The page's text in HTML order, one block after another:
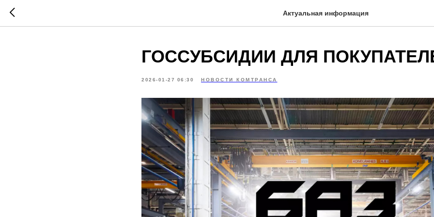
Актуальная информация
ГОССУБСИДИИ ДЛЯ
2026-01-27 06:30 НОВОСТИ КОМТРАНСА